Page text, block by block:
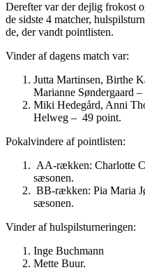
Derefter var der dejlig frokost
de sidste 4 matcher,
de, der vandt pointlisten.
Vinder af dagens match var:
Jutta Martinsen, Birthe
Marianne Søndergaard
Miki Hedegård, Anni
Helweg – 49 point.
Pokalvindere af pointlisten:
AA-rækken: Charlotte
sæsonen.
BB-rækken: Pia Maria
sæsonen.
Vinder af hulspilsturneringen:
Inge Buchmann
Mette Buur.